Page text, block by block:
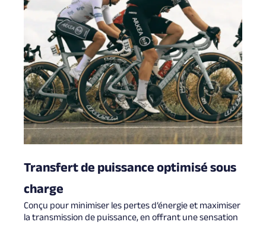
Transfert de puissance optimisé sous
charge
Conçu pour minimiser les pertes d’énergie et maximiser
la transmission de puissance, en offrant une sensation